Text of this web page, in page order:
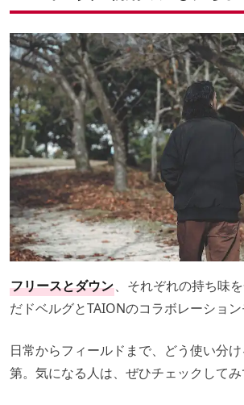
フリースとダウン、それぞれの持ち味
だドベルグとTAIONのコラボレーション
日常からフィールドまで、どう使い分
第。気になる人は、ぜひチェックしてみ